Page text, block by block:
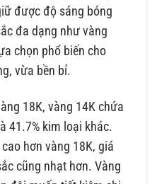
được độ sáng bóng
đa dạng như vàng
chọn phổ biến cho
vừa bền bỉ.
18K, vàng 14K chứa
41.7% kim loại khác.
hơn vàng 18K, giá
cũng nhạt hơn. Vàng